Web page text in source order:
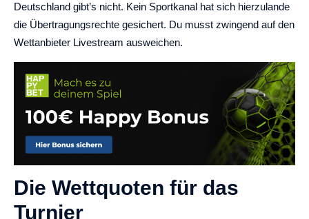
Deutschland gibt’s nicht. Kein Sportkanal hat sich hierzulande
die Übertragungsrechte gesichert. Du musst zwingend auf den
Wettanbieter Livestream ausweichen.
Die Wettquoten für das
Turnier